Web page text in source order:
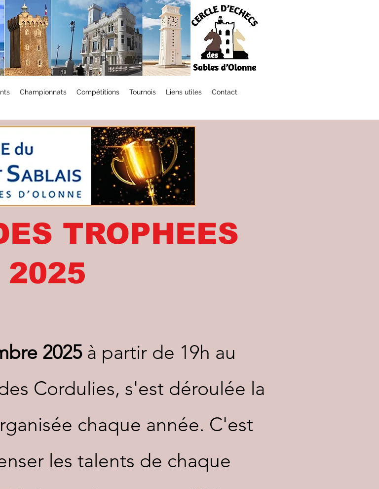
Championnats Compétitions Tournois Liens utiles Contact
TROPHEES
2025
2025à partir de 19h au
Cordulies, s'est déroulée la
chaque année. C'est
les talents de chaque